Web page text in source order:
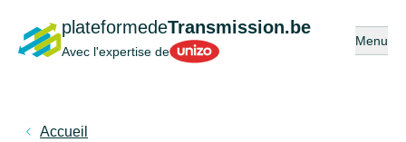
plateformedeTransmission.be
Avec l'expertise deUnizo
Ouvrir
Menu
Accueil